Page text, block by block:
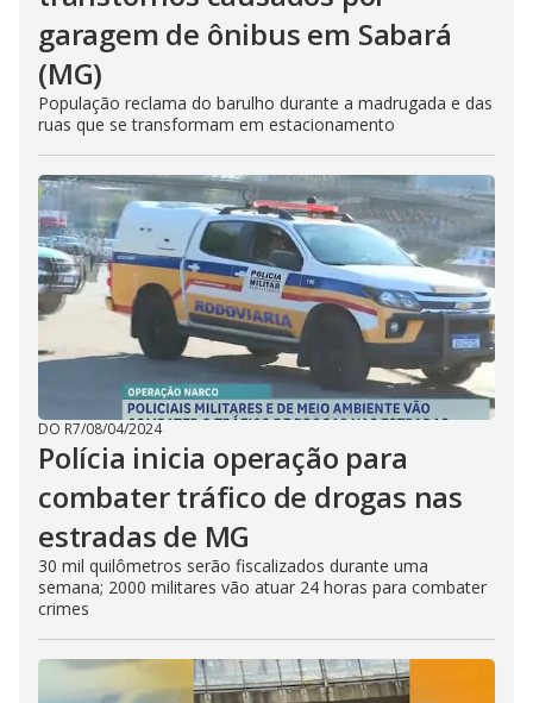
garagem de ônibus em Sabará
(MG)
População reclama do barulho durante a madrugada e das
ruas que se transformam em estacionamento
DO R7/08/04/2024
Polícia inicia operação para
combater tráfico de drogas nas
estradas de MG
30 mil quilômetros serão fiscalizados durante uma
semana; 2000 militares vão atuar 24 horas para combater
crimes